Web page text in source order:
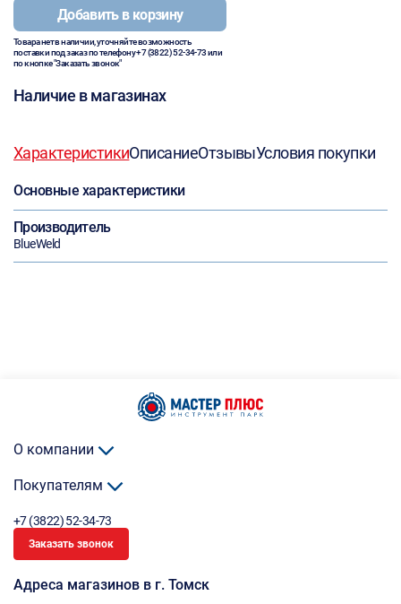
Добавить в корзину
Товара нет в наличии, уточняйте возможность
поставки под заказ по телефону+7 (3822) 52-34-73или
по кнопке "Заказать звонок"
Наличие в магазинах
ХарактеристикиОписаниеОтзывыУсловия покупки
Основные характеристики
Производитель
BlueWeld
О компании
Покупателям
+7 (3822) 52-34-73
Заказать звонок
Адреса магазинов в г. Томск